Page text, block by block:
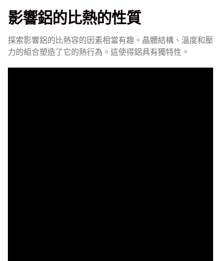
影響鋁的比熱的性質
探索影響鋁的比熱容的因素相當有趣。晶體結構、溫度和壓
力的組合塑造了它的熱行為。這使得鋁具有獨特性。